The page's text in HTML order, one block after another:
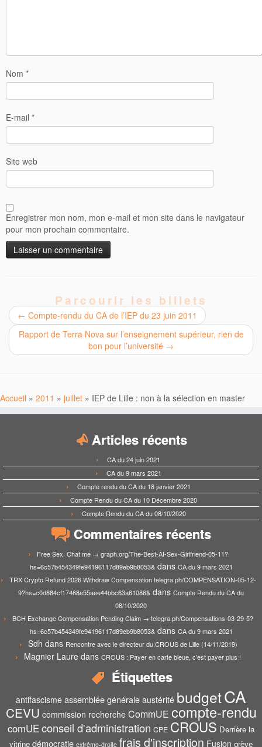
Nom *
E-mail *
Site web
Enregistrer mon nom, mon e-mail et mon site dans le navigateur
pour mon prochain commentaire.
Parcourir les billets
← Compte-rendu du CA de l’IEP du 23 juin 2011
Rapport de Terra Nova sur l’enseignement supérieur, rien de
bon pour l’université →
Accueil » 2011 » juillet » IEP de Lille : non à la sélection en master
Articles récents
CA du 24 juin 2021
CA du 9 mars 2021
Compte rendu du CA du 18 janvier 2021
Compte Rendu du CA du 10 Décembre 2020
Compte Rendu du CA du 08/10/2020
Commentaires récents
Free Sex. Chat me → graph.org/The-Best-AI-Sex-Girlfriend-05-11?
hs=6c57b454349fe94196117d89eb9b8053&dans CA du 9 mars 2021
TRX Crypto Refund 2026 Withdraw Compensation telegra.ph/COMPENSATION-05-12-
9?hs=c0d884cf17468e55aee44bbc63a61086& dans Compte Rendu du CA du
08/10/2020
BCH Exchange Compensation Pending Claim → telegra.ph/Compensations-03-29-5?
hs=6c57b454349fe94196117d89eb9b8053&dans CA du 9 mars 2021
Sdh dans Rencontre avec le directeur du CROUS de Lille (14/11/2019)
Magnier Laure dans CROUS : Payer en carte bleue, c’est payer plus !
Étiquettes
antifascisme assemblée générale austérité budgetCA
CEVU commission recherche CommUE compte-rendu
comUEconseil d'administration CPE CROUS Derrière la
vitrine démocratie extrême-droite frais d'inscription Fusion grève